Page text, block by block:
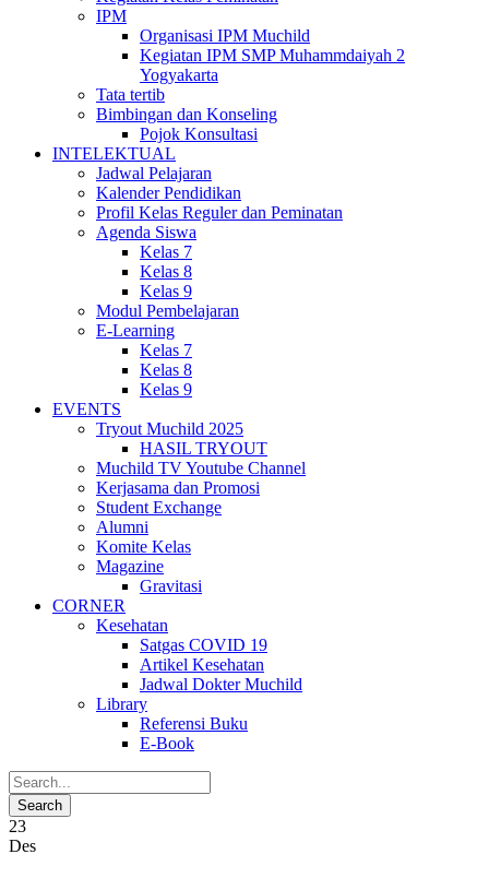
IPM
Organisasi IPM Muchild
Kegiatan IPM SMP Muhammdaiyah 2
Yogyakarta
Tata tertib
Bimbingan dan Konseling
Pojok Konsultasi
INTELEKTUAL
Jadwal Pelajaran
Kalender Pendidikan
Profil Kelas Reguler dan Peminatan
Agenda Siswa
Kelas 7
Kelas 8
Kelas 9
Modul Pembelajaran
E-Learning
Kelas 7
Kelas 8
Kelas 9
EVENTS
Tryout Muchild 2025
HASIL TRYOUT
Muchild TV Youtube Channel
Kerjasama dan Promosi
Student Exchange
Alumni
Komite Kelas
Magazine
Gravitasi
CORNER
Kesehatan
Satgas COVID 19
Artikel Kesehatan
Jadwal Dokter Muchild
Library
Referensi Buku
E-Book
23
Des